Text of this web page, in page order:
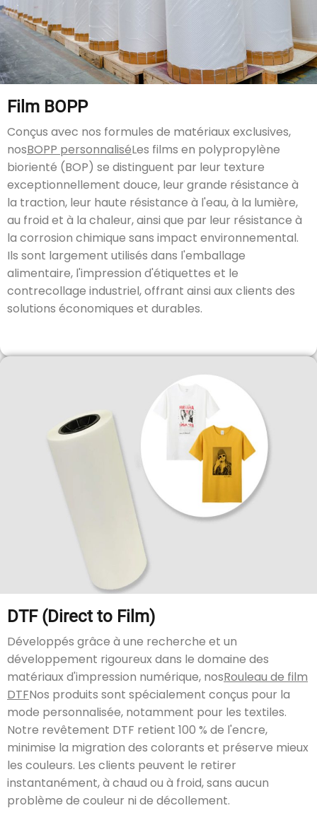
Film BOPP
Conçus avec nos formules de matériaux exclusives,
nosBOPP personnaliséLes films en polypropylène
biorienté (BOP) se distinguent par leur texture
exceptionnellement douce, leur grande résistance à
la traction, leur haute résistance à l'eau, à la lumière,
au froid et à la chaleur, ainsi que par leur résistance à
la corrosion chimique sans impact environnemental.
Ils sont largement utilisés dans l'emballage
alimentaire, l'impression d'étiquettes et le
contrecollage industriel, offrant ainsi aux clients des
solutions économiques et durables.
DTF (Direct to Film)
Développés grâce à une recherche et un
développement rigoureux dans le domaine des
matériaux d'impression numérique, nosRouleau de film
DTFNos produits sont spécialement conçus pour la
mode personnalisée, notamment pour les textiles.
Notre revêtement DTF retient 100 % de l'encre,
minimise la migration des colorants et préserve mieux
les couleurs. Les clients peuvent le retirer
instantanément, à chaud ou à froid, sans aucun
problème de couleur ni de décollement.